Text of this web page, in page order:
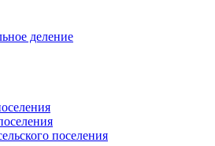
деление
поселения